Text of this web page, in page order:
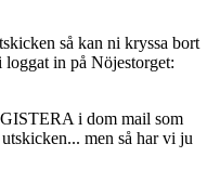
så kan ni kryssa bort
loggat in på Nöjestorget:
i dom mail som
men så har vi ju